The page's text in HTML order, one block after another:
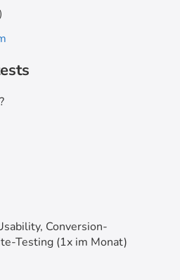
Conversion-
Testing (1x im Monat)